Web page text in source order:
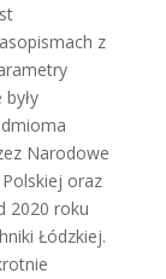
z
Narodowe
oraz
2020 roku
Łódzkiej.